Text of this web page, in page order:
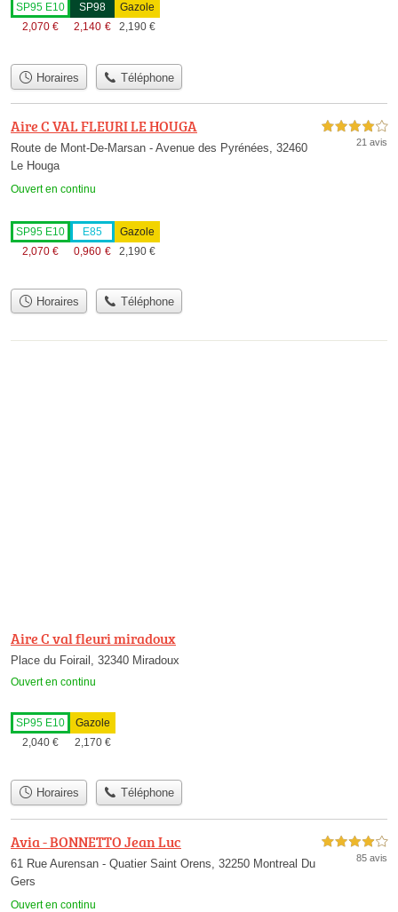
SP95 E10
2,070 €
SP98
2,140 €
Gazole
2,190 €
Horaires Téléphone
Aire C VAL FLEURI LE HOUGA
Route de Mont-De-Marsan - Avenue des Pyrénées, 32460
Le Houga
Ouvert en continu
4,0 étoiles sur 5
21 avis
SP95 E10
2,070 €
E85
0,960 €
Gazole
2,190 €
Horaires Téléphone
Aire C val fleuri miradoux
Place du Foirail, 32340 Miradoux
Ouvert en continu
SP95 E10
2,040 €
Gazole
2,170 €
Horaires Téléphone
Avia - BONNETTO Jean Luc
61 Rue Aurensan - Quatier Saint Orens, 32250 Montreal Du
Gers
Ouvert en continu
4,0 étoiles sur 5
85 avis